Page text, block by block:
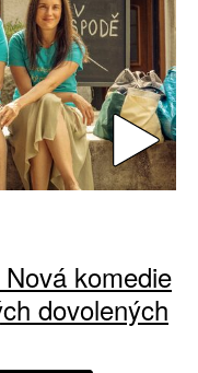
komedie
dovolených